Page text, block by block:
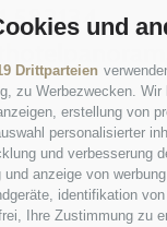
und
Drittparteien
zu Werbezwecken.
erstellung von
personalisierter
und verbesserung
anzeige von
identifikation
Ihre Zustimmung zu
583134